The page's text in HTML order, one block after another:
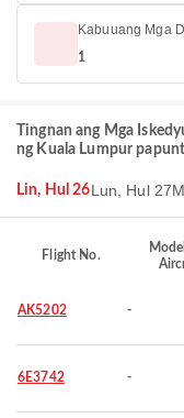
Kabuuang Mga
1
Tingnan ang Mga
ng Kuala Lumpur
Lin, Hul 26Lun, Hul 27
Flight No.
AK5202 -
6E3742 -